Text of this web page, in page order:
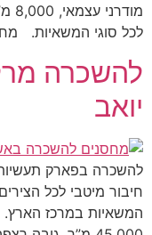
לכל סוגי המשאיות. מחיר שיווק:
להשכרה
יואב
להשכרה בפארק
חיבור מיטבי לכל